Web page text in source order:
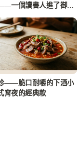
一個讀書人進了御膳
——脆口耐嚼的下酒小
宵夜的經典款